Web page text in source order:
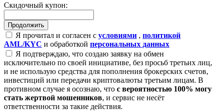
Скидочный купон:
Я прочитал и согласен с условиями , политикой
AML/KYC и обработкой персональных данных
Я подтверждаю, что создаю заявку на обмен
исключительно по своей инициативе, без просьб третьих лиц,
и не использую средства для пополнения брокерских счетов,
инвестиций или передачи криптовалюты третьим лицам. В
противном случае я осознаю, что с вероятностью 100% могу
стать жертвой мошенников, и сервис не несёт
ответственности за такие действия.